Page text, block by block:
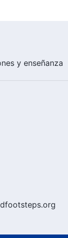
y enseñanza